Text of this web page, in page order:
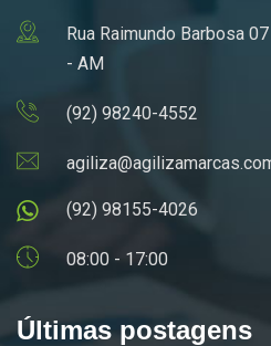
Rua Raimundo Barbosa
- AM
(92) 98240-4552
(92) 98155-4026
08:00 - 17:00
Últimas postagens